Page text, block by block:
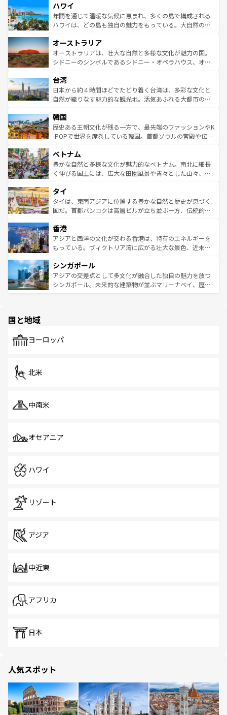
ば市内交通費無料で観光を楽しむこともできる。 なお、新
着のスイス情報はコンテンツ一覧 を参照してほしい。
のような巨大都市は、観光、ショッピング、エンターテイ
ンメントが詰まった刺激的なスポットだ。一方、アメリカ
西部には大自然が広がり、グランドキャニオンやイエロー
部のニューオーリンズでは、音楽と美食が融合した独特の
文化が魅力。旅行者はアメリカの各地域で異なる魅力を楽
しみながら、その多様性と豊かな歴史を感じることができ
ならではの贅沢な旅のスタイルだ。 なお、新着のアメリカ
情報はコンテンツ一覧を参照してほしい。
ハワイ
年間を通じて温暖な気候に恵まれ、多くの島で構成される
ハワイは、どの島も独自の魅力をもっている。大自然の神
ワイ島は見逃せない。また、定番の観光地といえばオアフ
島だが、静かな自然を求めるならマウイ島やカウアイ島が
おすすめ。エメラルドグリーンに輝く海をはじめ、豊かな
れるおもてなしの心で訪れる人々を迎えてくれるハワイの
人々、おいしいローカルフードやハワイアンミュージッ
ク、伝統的なフラダンスなど、すべてがハワイの魅力を彩
ワイを、存分に味わってほしい。 なお、新着のハワイ情報
はコンテンツ一覧を参照してほしい。
オーストラリア
オーストラリアは、壮大な自然と多様な文化が魅力の国。
シドニーのシンボルであるシドニー・オペラハウス、オー
リアリーフや大陸中央部にそびえるウルル（エアーズロッ
ク）、タスマニアの美しい原生林やケアンズの熱帯雨林な
ど、見どころがたくさん。また、カフェやワイン、オージ
いる。アクティビティも充実しており、サーフィンやダイ
ビング、ハイキングなど、アウトドア好きにはたまらな
い。オーストラリアの多彩な魅力を存分に味わいつくそ
参照してほしい。
台湾
日本から約４時間ほどでたどり着く台湾は、多彩な文化と
自然が織りなす魅力的な観光地。活気あふれる大都市の台
ン）、静ひつな山岳地帯である台湾東部など、都市の喧騒
と山間の静けさが共存しており、訪れる人に新しい発見と
驚きをもたらしてくれる。また、奥深い台湾の食文化も魅
容にもいいと評判のスイーツなど、バラエティ豊かな料理
が味わえる。 なお、新着の台湾情報は コンテンツ一覧を参
照してほしい。
韓国
歴史ある王朝文化が残る一方で、最先端のファッションやK
-POPで世界を席巻している韓国。首都ソウルの宮殿や伝統
き、地方に足を延ばせば四季折々の自然美を楽しむことが
できる。そして、キムチや焼肉、絶品のストリートフード
まで、さまざまな韓国料理が待っている。夜には、韓国な
リティに包まれながら、韓国の多彩な魅力を心ゆくまで味
わってみてほしい。 なお、新着の韓国情報はコンテンツ一
覧を参照してほしい。
ベトナム
豊かな自然と多様な文化が魅力的なベトナム。南北に細長
く伸びる国土には、広大な田園風景や青々とした山々、世
急速な発展と共に伝統が息づく。ハノイの古い町並みやホ
ーチミン市のフランス統治時代の建物も、独特の雰囲気を
醸し出している。また、バラエティの豊かさとおいしさで
とつ。フォーやバインミー、ベトナムコーヒーなどは、ぜ
ひ現地で味わいたい。どの地域を訪れてもあたたかい人々
が旅行者を迎えてくれるので、きっと忘れられない旅にな
参照してほしい。
タイ
タイは、東南アジアに位置する豊かな自然と歴史が息づく
国だ。首都バンコクは高層ビルが立ち並ぶ一方、伝統的な
の活気が交差している。北部ではチェンマイなどの山岳地
帯で自然と触れ合い、南部ではプーケットやクラビの美し
いビーチでリゾート気分を楽しむことができる。タイ料理
激する。気候は一年中温暖で、どの季節にも異なる楽しみ
が待っている。親しみやすいタイの人々、仏教を中心とし
た文化、そして多様な観光資源が、訪れる旅人を魅了し続
香港
アジアと西洋の文化が交わる香港は、特有のエネルギーを
もっている。ヴィクトリア湾に広がる壮大な景色、近未来
み、どこを訪れても感動するはず。観光スポットが密集し
ており、効率よく見どころを回れるのも魅力。息をのむよ
うな絶景から文化的な体験まで、香港を存分に楽しみ尽く
シンガポール
アジアの交差点として多文化が融合した独自の魅力を放つ
シンガポール。未来的な建築物が並ぶマリーナベイ、歴史
で、ホーカーズは地元の風情を楽しめる外せないスポット
国と地域
ヨーロッパ
北米
中南米
オセアニア
ハワイ
リゾート
アジア
中近東
アフリカ
日本
人気スポット